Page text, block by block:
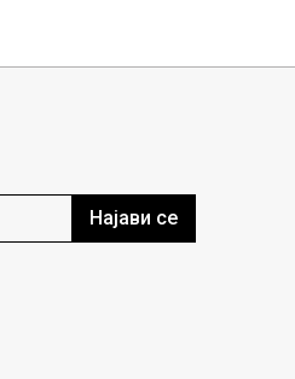
Најави се